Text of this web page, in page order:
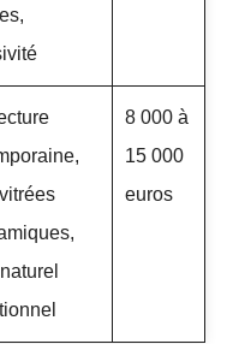
8 000 à
15 000
euros